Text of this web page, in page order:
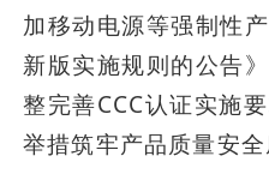
加移动电源等强制性
新版实施规则的公告
整完善CCC认证实施
举措筑牢产品质量安全